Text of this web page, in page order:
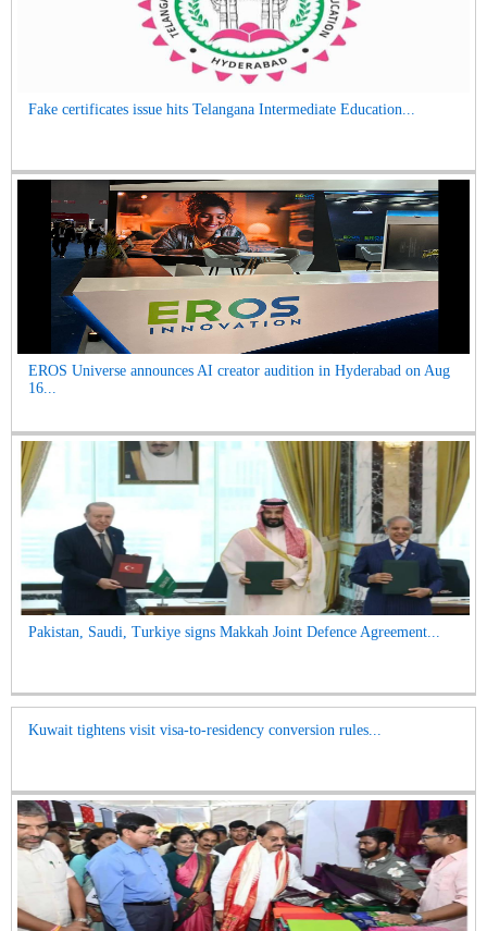
Fake certificates issue hits Telangana Intermediate Education...
EROS Universe announces AI creator audition in Hyderabad on Aug
16...
Pakistan, Saudi, Turkiye signs Makkah Joint Defence Agreement...
Kuwait tightens visit visa-to-residency conversion rules...